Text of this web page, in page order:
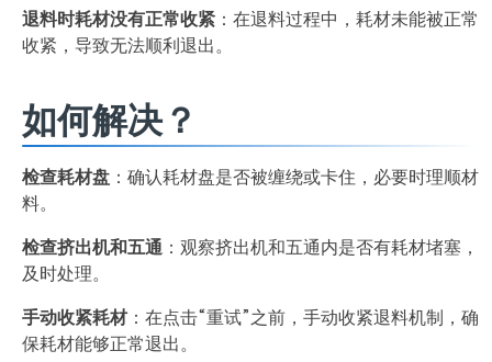
退料时耗材没有正常收紧 ：在退料过程中，耗材未能被正常
收紧，导致无法顺利退出。
如何解决？
检查耗材盘 ：确认耗材盘是否被缠绕或卡住，必要时理顺材
料。
检查挤出机和五通 ：观察挤出机和五通内是否有耗材堵塞，
及时处理。
手动收紧耗材：在点击“重试”之前，手动收紧退料机制，确
保耗材能够正常退出。